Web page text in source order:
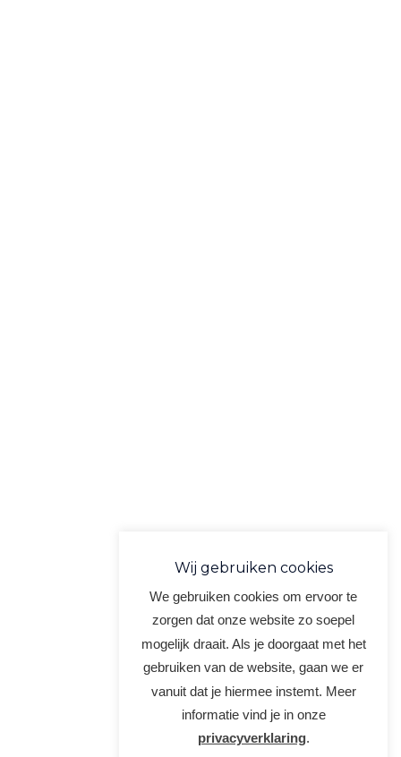
Wij gebruiken cookies
We gebruiken cookies om ervoor te
zorgen dat onze website zo soepel
mogelijk draait. Als je doorgaat met het
gebruiken van de website, gaan we er
vanuit dat je hiermee instemt. Meer
informatie vind je in onze
privacyverklaring.